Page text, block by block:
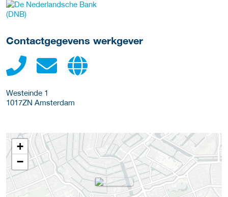
Meer werkgever details
Contactgegevens werkgever
Westeinde 1
1017ZN Amsterdam
+
−